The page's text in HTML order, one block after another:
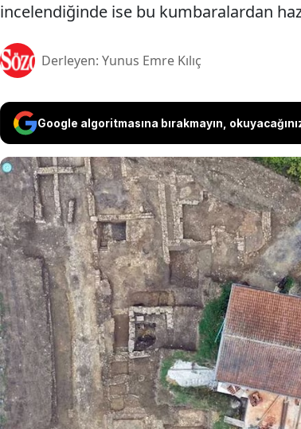
incelendiğinde ise bu kumbaralardan
Derleyen: Yunus Emre Kılıç
Google algoritmasına bırakmayın,
Sakin bir köy yerleşimi
ilginç bir keşfi beraberinde
çalışmalarda yerin altına
çıkarıldı. Kumbaraların içi
kumbaralardan hazine